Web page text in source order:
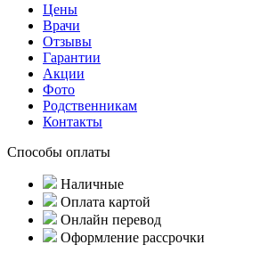
Цены
Врачи
Отзывы
Гарантии
Акции
Фото
Родственникам
Контакты
Способы оплаты
Наличные
Оплата картой
Онлайн перевод
Оформление рассрочки